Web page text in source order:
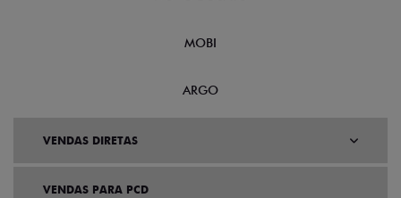
MOBI
ARGO
VENDAS DIRETAS
VENDAS PARA PCD